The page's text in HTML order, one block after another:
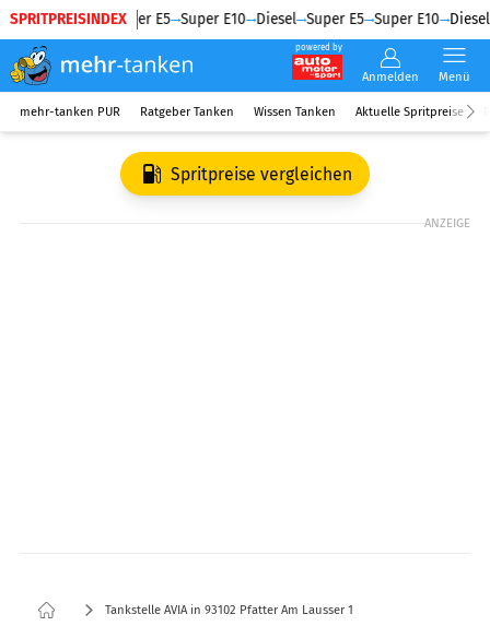
SPRITPREISINDEX
Diesel Super E5 Super E10 Diesel Super E5 Super E10 Diesel
powered by
Anmelden Menü
mehr-tanken PUR Ratgeber Tanken Wissen Tanken Aktuelle Spritpreise
Spritpreise vergleichen
ANZEIGE
Tankstelle AVIA in 93102 Pfatter Am Lausser 1